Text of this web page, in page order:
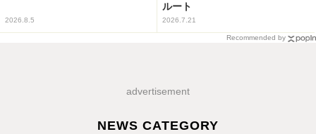
2026.8.5
ルート
2026.7.21
Recommended by
advertisement
NEWS CATEGORY